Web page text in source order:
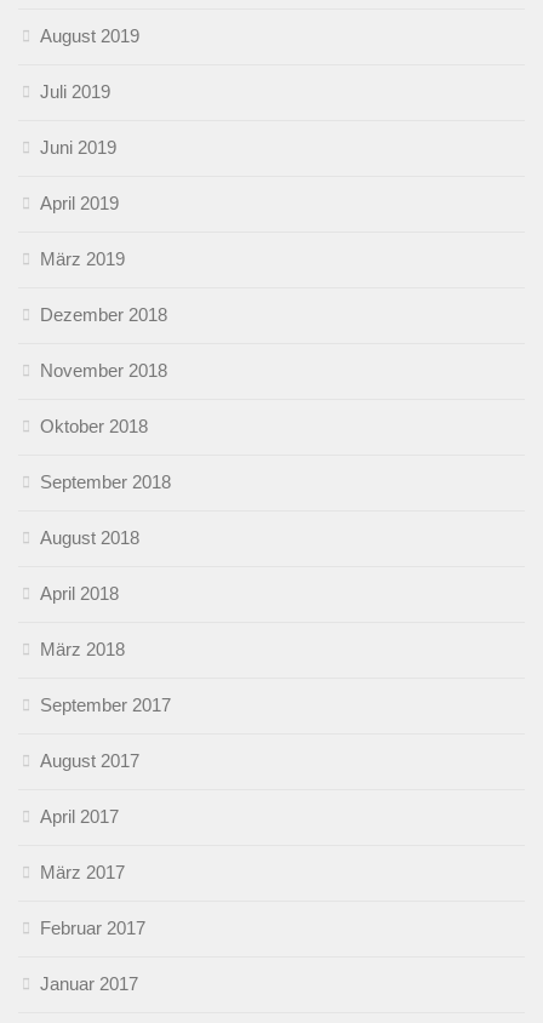
August 2019
Juli 2019
Juni 2019
April 2019
März 2019
Dezember 2018
November 2018
Oktober 2018
September 2018
August 2018
April 2018
März 2018
September 2017
August 2017
April 2017
März 2017
Februar 2017
Januar 2017